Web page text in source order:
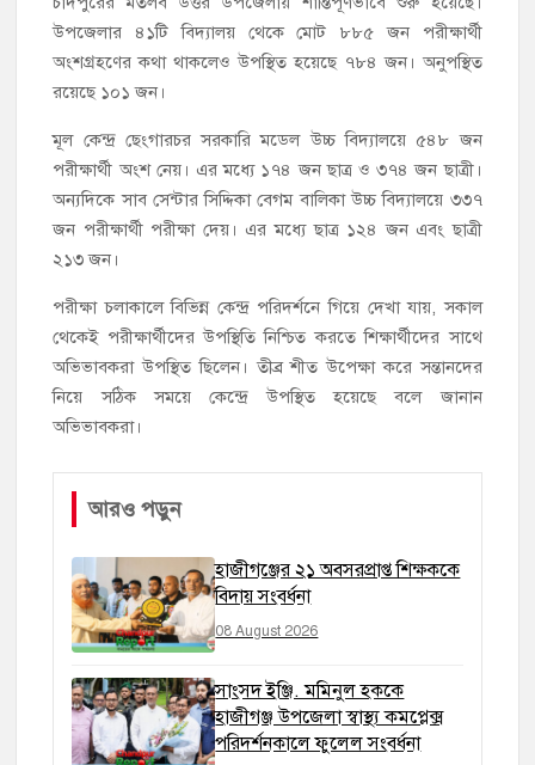
উপজেলার ৪১টি বিদ্যালয় থেকে মোট ৮৮৫ জন পরীক্ষার্থী
অংশগ্রহণের কথা থাকলেও উপস্থিত হয়েছে ৭৮৪ জন। অনুপস্থিত
রয়েছে ১০১ জন।
মূল কেন্দ্র ছেংগারচর সরকারি মডেল উচ্চ বিদ্যালয়ে ৫৪৮ জন
পরীক্ষার্থী অংশ নেয়। এর মধ্যে ১৭৪ জন ছাত্র ও ৩৭৪ জন ছাত্রী।
অন্যদিকে সাব সেন্টার সিদ্দিকা বেগম বালিকা উচ্চ বিদ্যালয়ে ৩৩৭
জন পরীক্ষার্থী পরীক্ষা দেয়। এর মধ্যে ছাত্র ১২৪ জন এবং ছাত্রী
২১৩ জন।
পরীক্ষা চলাকালে বিভিন্ন কেন্দ্র পরিদর্শনে গিয়ে দেখা যায়, সকাল
থেকেই পরীক্ষার্থীদের উপস্থিতি নিশ্চিত করতে শিক্ষার্থীদের সাথে
অভিভাবকরা উপস্থিত ছিলেন। তীব্র শীত উপেক্ষা করে সন্তানদের
নিয়ে সঠিক সময়ে কেন্দ্রে উপস্থিত হয়েছে বলে জানান
অভিভাবকরা।
আরও পড়ুন
হাজীগঞ্জের ২১ অবসরপ্রাপ্ত শিক্ষককে
বিদায় সংবর্ধনা
08 August 2026
সাংসদ ইঞ্জি. মমিনুল হককে
হাজীগঞ্জ উপজেলা স্বাস্থ্য কমপ্লেক্স
পরিদর্শনকালে ফুলেল সংবর্ধনা